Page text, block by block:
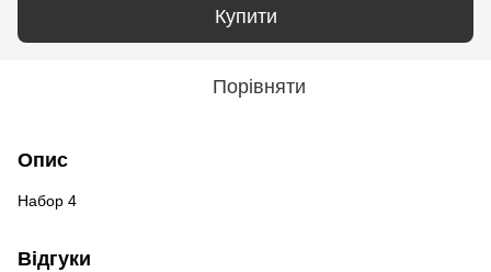
Купити
Порівняти
Опис
Набор 4
Відгуки